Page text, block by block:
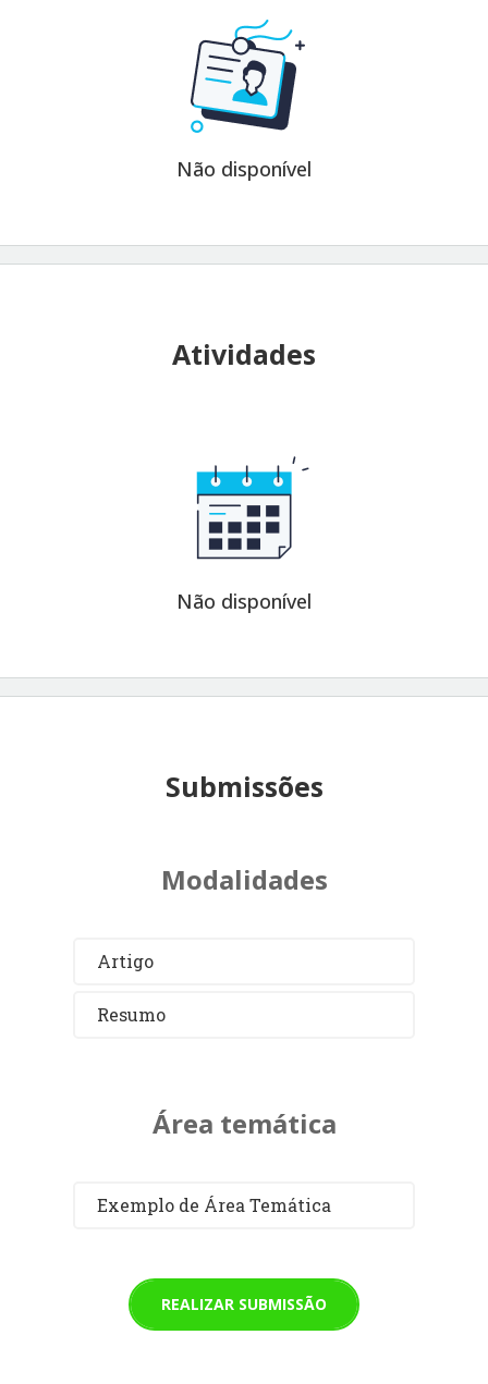
Não disponível
Atividades
Não disponível
Submissões
Modalidades
Artigo
Resumo
Área temática
Exemplo de Área Temática
REALIZAR SUBMISSÃO